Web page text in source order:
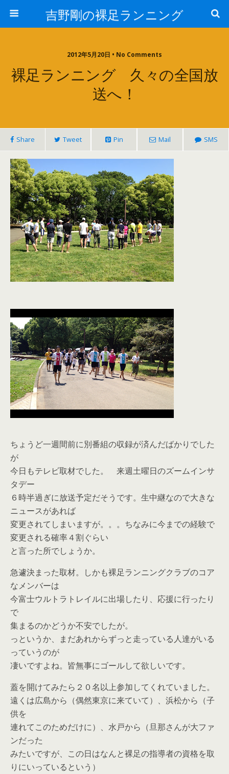
吉野剛の裸足ランニング
2012年5月20日 • No Comments
裸足ランニング 久々の全国放
送へ！
Share Tweet Pin Mail SMS
ちょうど一週間前に別番組の収録が済んだばかりでした
が
今日もテレビ取材でした。 来週土曜日のズームインサ
タデー
６時半過ぎに放送予定だそうです。生中継なので大きな
ニュースがあれば
変更されてしまいますが。。。ちなみに今までの経験で
変更される確率４割ぐらい
と言った所でしょうか。
急遽決まった取材。しかも裸足ランニングクラブのコア
なメンバーは
今富士ウルトラトレイルに出場したり、応援に行ったり
で
集まるのかどうか不安でしたが。
っというか、まだあれからずっと走っている人達がいる
っていうのが
凄いですよね。皆無事にゴールして欲しいです。
蓋を開けてみたら２０名以上参加してくれていました。
遠くは広島から（偶然東京に来ていて）、浜松から（子
供を
連れてこのためだけに）、水戸から（旦那さんが大ファ
ンだった
みたいですが、この日はなんと裸足の指導者の資格を取
りにいっているという）